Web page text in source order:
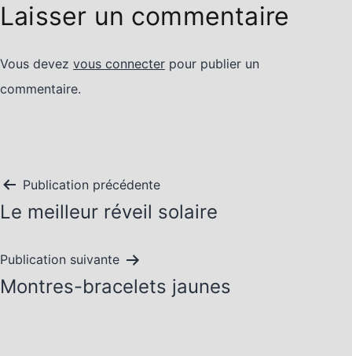
Laisser un commentaire
Vous devez vous connecter pour publier un
commentaire.
Navigation
de
l’article
Publication précédente
Le meilleur réveil solaire
Publication suivante
Montres-bracelets jaunes